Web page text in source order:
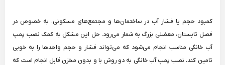
کمبود حجم یا فشار آب در ساختمان‌ها و مجتمع‌های مسکونی، به خصوص در
فصل تابستان، معضلی بزرگ به شمار می‌رود. حل این مشکل به کمک نصب پمپ
آب خانگی مناسب انجام می‌شود که می‌تواند فشار و حجم واحدها را به خوبی
تامین کند. نصب پمپ آب خانگی به دو روش با و بدون مخزن قابل انجام است که